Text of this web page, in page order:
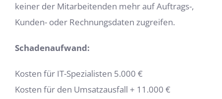
keiner der Mitarbeitenden mehr auf Auftrags-,
Kunden- oder Rechnungsdaten zugreifen.
Schadenaufwand:
Kosten für IT-Spezialisten 5.000 €
Kosten für den Umsatzausfall + 11.000 €